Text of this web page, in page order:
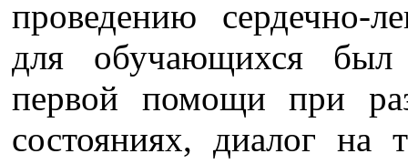
проведению сердечно-
для обучающихся был
первой помощи при
состояниях, диалог на